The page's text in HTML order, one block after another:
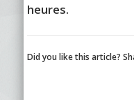
heures.
Did you like this article?